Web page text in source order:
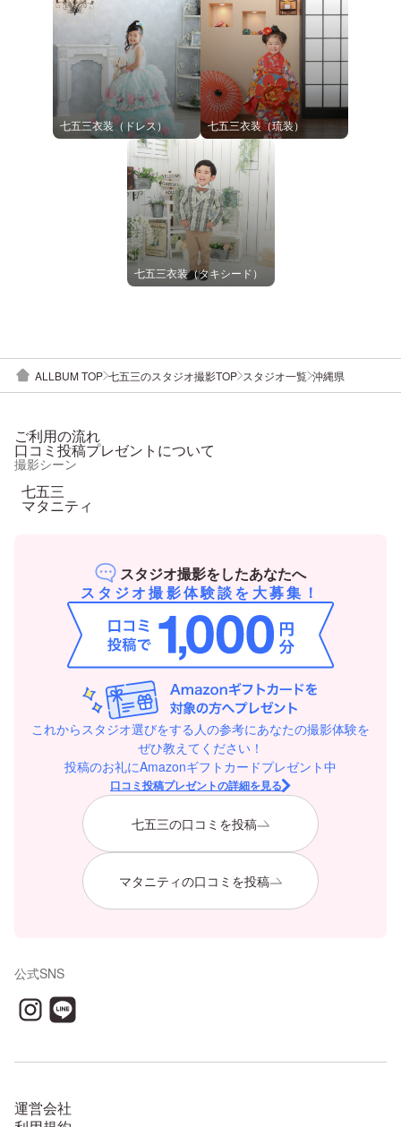
七五三衣装（ドレス） 七五三衣装（琉装）
七五三衣装（タキシード）
ALLBUM TOP 七五三のスタジオ撮影TOP スタジオ一覧 沖縄県
ご利用の流れ
口コミ投稿プレゼントについて
撮影シーン
七五三
マタニティ
スタジオ撮影をしたあなたへ
スタジオ撮影体験談を大募集！
これからスタジオ選びをする人の参考にあなたの撮影体験を
ぜひ教えてください！
投稿のお礼にAmazonギフトカードプレゼント中
口コミ投稿プレゼントの詳細を見る
七五三の口コミを投稿
マタニティの口コミを投稿
公式SNS
運営会社